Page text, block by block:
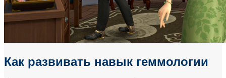
Как развивать навык геммологии